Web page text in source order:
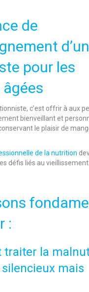
de
pour les
c’est offrir à aux
bienveillant et
le plaisir de
de la nutrition
défis liés au vieillissement.
:
traiter la
mais